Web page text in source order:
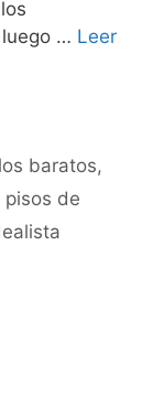
… Leer
baratos,
pisos de